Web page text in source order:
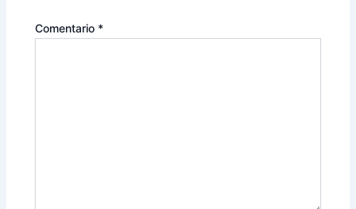
Comentario *